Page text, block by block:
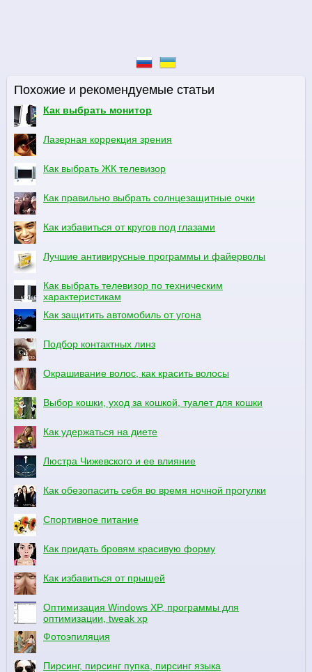
Похожие и рекомендуемые статьи
Как выбрать монитор
Лазерная коррекция зрения
Как выбрать ЖК телевизор
Как правильно выбрать солнцезащитные очки
Как избавиться от кругов под глазами
Лучшие антивирусные программы и файерволы
Как выбрать телевизор по техническим
характеристикам
Как защитить автомобиль от угона
Подбор контактных линз
Окрашивание волос, как красить волосы
Выбор кошки, уход за кошкой, туалет для кошки
Как удержаться на диете
Люстра Чижевского и ее влияние
Как обезопасить себя во время ночной прогулки
Спортивное питание
Как придать бровям красивую форму
Как избавиться от прыщей
Оптимизация Windows XP, программы для
оптимизации, tweak xp
Фотоэпиляция
Пирсинг, пирсинг пупка, пирсинг языка